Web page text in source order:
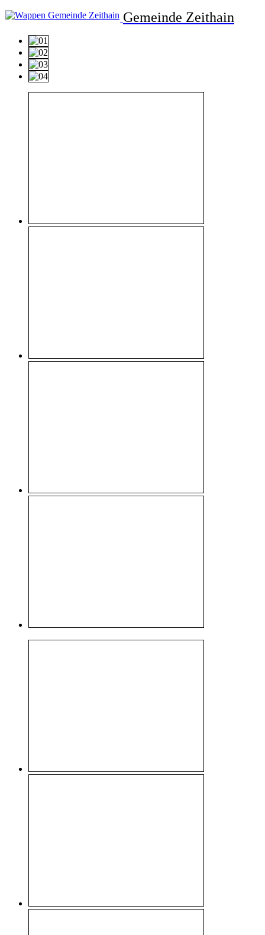
Gemeinde Zeithain